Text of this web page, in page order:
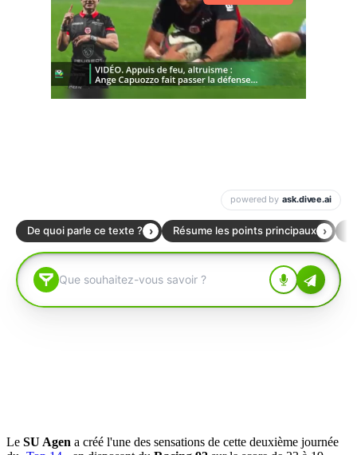
Le SU Agen a créé l'une des sensations de cette deuxième journée